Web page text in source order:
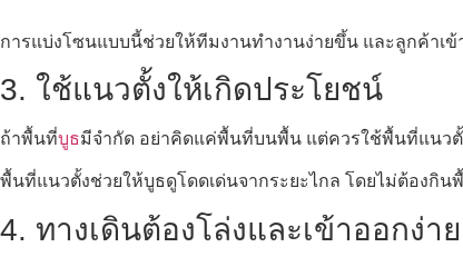
การแบ่งโซนแบบนี้ช่วยให้ทีมงานทำงานง่ายขึ้น และลูกค้าเข้
3. ใช้แนวตั้งให้เกิดประโยชน์
ถ้าพื้นที่บูธมีจำกัด อย่าคิดแค่พื้นที่บนพื้น แต่ควรใช้พื้นที่แนว
พื้นที่แนวตั้งช่วยให้บูธดูโดดเด่นจากระยะไกล โดยไม่ต้องกิน
4. ทางเดินต้องโล่งและเข้าออกง่าย